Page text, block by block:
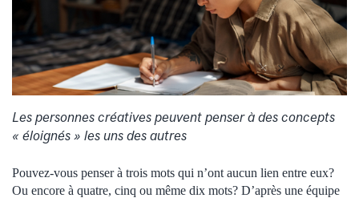
Les personnes créatives peuvent penser à des concepts
« éloignés » les uns des autres
Pouvez-vous penser à trois mots qui n’ont aucun lien entre eux?
Ou encore à quatre, cinq ou même dix mots? D’après une équipe